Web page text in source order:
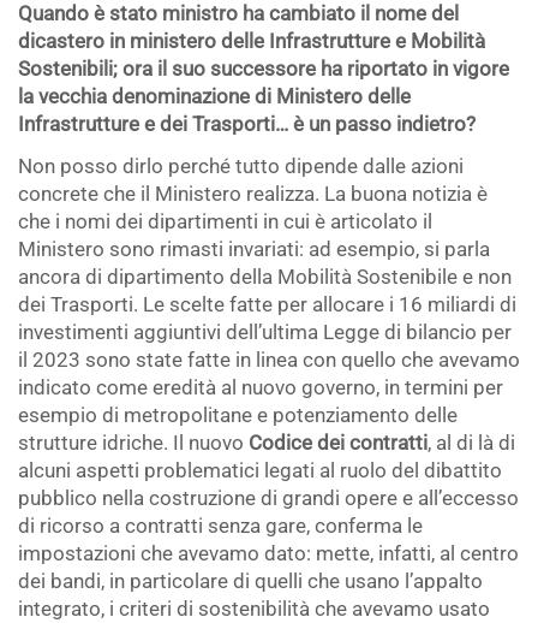
Quando è stato ministro ha cambiato il nome del
dicastero in ministero delle Infrastrutture e Mobilità
Sostenibili; ora il suo successore ha riportato in vigore
la vecchia denominazione di Ministero delle
Infrastrutture e dei Trasporti… è un passo indietro?
Non posso dirlo perché tutto dipende dalle azioni
concrete che il Ministero realizza. La buona notizia è
che i nomi dei dipartimenti in cui è articolato il
Ministero sono rimasti invariati: ad esempio, si parla
ancora di dipartimento della Mobilità Sostenibile e non
dei Trasporti. Le scelte fatte per allocare i 16 miliardi di
investimenti aggiuntivi dell’ultima Legge di bilancio per
il 2023 sono state fatte in linea con quello che avevamo
indicato come eredità al nuovo governo, in termini per
esempio di metropolitane e potenziamento delle
strutture idriche. Il nuovo Codice dei contratti, al di là di
alcuni aspetti problematici legati al ruolo del dibattito
pubblico nella costruzione di grandi opere e all’eccesso
di ricorso a contratti senza gare, conferma le
impostazioni che avevamo dato: mette, infatti, al centro
dei bandi, in particolare di quelli che usano l’appalto
integrato, i criteri di sostenibilità che avevamo usato